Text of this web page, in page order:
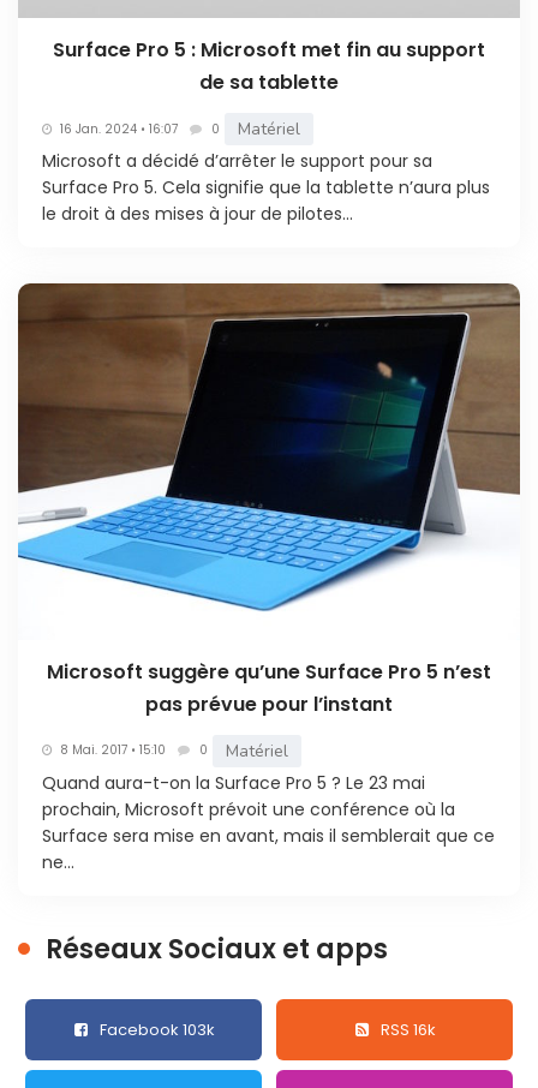
Surface Pro 5 : Microsoft met fin au support
de sa tablette
16 Jan. 2024 • 16:07 0 Matériel
Microsoft a décidé d’arrêter le support pour sa
Surface Pro 5. Cela signifie que la tablette n’aura plus
le droit à des mises à jour de pilotes...
Microsoft suggère qu’une Surface Pro 5 n’est
pas prévue pour l’instant
8 Mai. 2017 • 15:10 0 Matériel
Quand aura-t-on la Surface Pro 5 ? Le 23 mai
prochain, Microsoft prévoit une conférence où la
Surface sera mise en avant, mais il semblerait que ce
ne...
Réseaux Sociaux et apps
Facebook 103k RSS 16k